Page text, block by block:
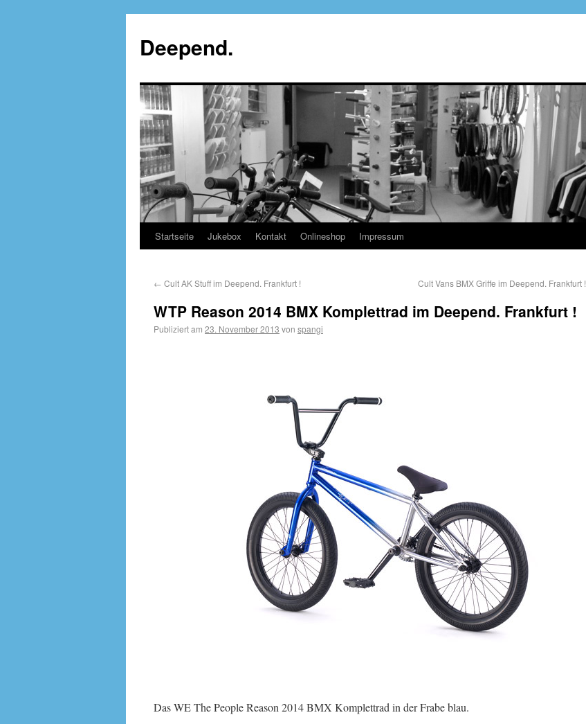
Deepend.
Startseite Jukebox Kontakt Onlineshop Impressum
← Cult AK Stuff im Deepend. Frankfurt ! Cult Vans BMX Griffe im Deepend. Frankfurt !
WTP Reason 2014 BMX Komplettrad im Deepend. Frankfurt !
Publiziert am 23. November 2013 von spangi
Das WE The People Reason 2014 BMX Komplettrad in der Frabe blau.